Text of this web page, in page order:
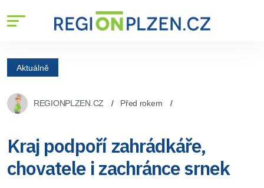
Aktuálně
REGIONPLZEN.CZ Před rokem
Kraj podpoří zahrádkáře,
chovatele i zachránce srnek